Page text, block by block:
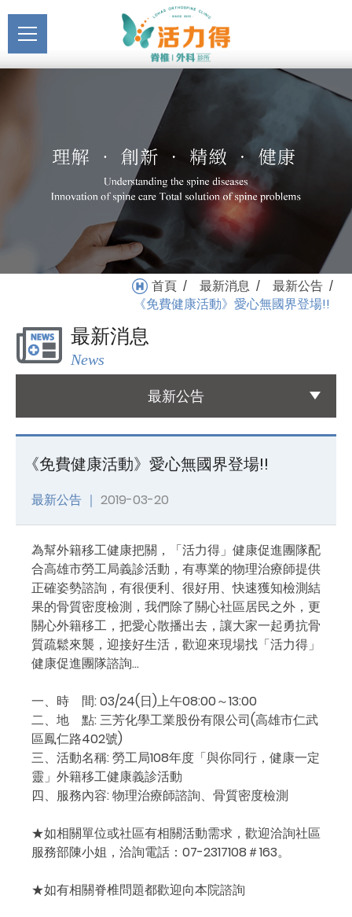
《免費健康活動》愛心無
國界登場!!_最新公告_最新
消息 | 活力得脊椎外科診所
主選單關於活力得
醫療服務
Medical Service
Registration
就醫指南
Medical Instruction
衛教專區
Health Education
友善連結
Links
首頁 / 最新消息 / 最新公告 /
《免費健康活動》愛心無國界登場!!
最新消息
News
最新公告
《免費健康活動》愛心無國界登場!!
最新公告 ｜ 2019-03-20
為幫外籍移工健康把關，「活力得」健康促進團隊配
合高雄市勞工局義診活動，有專業的物理治療師提供
正確姿勢諮詢，有很便利、很好用、快速獲知檢測結
果的骨質密度檢測，我們除了關心社區居民之外，更
關心外籍移工，把愛心散播出去，讓大家一起勇抗骨
質疏鬆來襲，迎接好生活，歡迎來現場找「活力得」
健康促進團隊諮詢…
一、時 間: 03/24(日)上午08:00～13:00
二、地 點: 三芳化學工業股份有限公司(高雄市仁武
區鳳仁路402號)
三、活動名稱: 勞工局108年度「與你同行，健康一定
靈」外籍移工健康義診活動
四、服務內容: 物理治療師諮詢、骨質密度檢測
★如相關單位或社區有相關活動需求，歡迎洽詢社區
服務部陳小姐，洽詢電話：07-2317108＃163。
★如有相關脊椎問題都歡迎向本院諮詢